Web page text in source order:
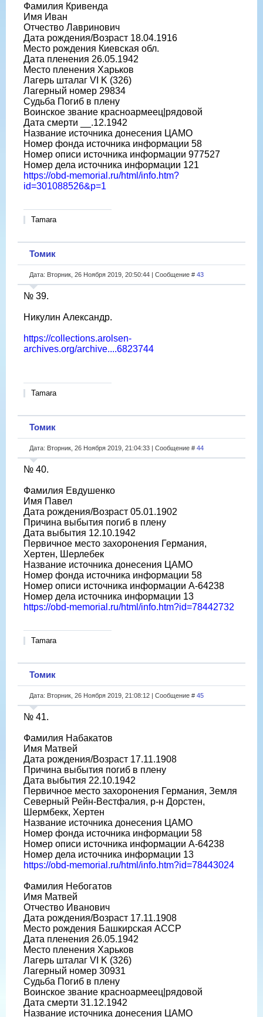
Фамилия Кривенда
Имя Иван
Отчество Лавринович
Дата рождения/Возраст 18.04.1916
Место рождения Киевская обл.
Дата пленения 26.05.1942
Место пленения Харьков
Лагерь шталаг VI K (326)
Лагерный номер 29834
Судьба Погиб в плену
Воинское звание красноармеец|рядовой
Дата смерти __.12.1942
Название источника донесения ЦАМО
Номер фонда источника информации 58
Номер описи источника информации 977527
Номер дела источника информации 121
https://obd-memorial.ru/html/info.htm?
id=301088526&p=1
Tamara
Томик
Дата: Вторник, 26 Ноября 2019, 20:50:44 | Сообщение # 43
№ 39.
Никулин Александр.
https://collections.arolsen-
archives.org/archive....6823744
Tamara
Томик
Дата: Вторник, 26 Ноября 2019, 21:04:33 | Сообщение # 44
№ 40.
Фамилия Евдушенко
Имя Павел
Дата рождения/Возраст 05.01.1902
Причина выбытия погиб в плену
Дата выбытия 12.10.1942
Первичное место захоронения Германия,
Хертен, Шерлебек
Название источника донесения ЦАМО
Номер фонда источника информации 58
Номер описи источника информации A-64238
Номер дела источника информации 13
https://obd-memorial.ru/html/info.htm?id=78442732
Tamara
Томик
Дата: Вторник, 26 Ноября 2019, 21:08:12 | Сообщение # 45
№ 41.
Фамилия Набакатов
Имя Матвей
Дата рождения/Возраст 17.11.1908
Причина выбытия погиб в плену
Дата выбытия 22.10.1942
Первичное место захоронения Германия, Земля
Северный Рейн-Вестфалия, р-н Дорстен,
Шермбекк, Хертен
Название источника донесения ЦАМО
Номер фонда источника информации 58
Номер описи источника информации A-64238
Номер дела источника информации 13
https://obd-memorial.ru/html/info.htm?id=78443024
Фамилия Небогатов
Имя Матвей
Отчество Иванович
Дата рождения/Возраст 17.11.1908
Место рождения Башкирская АССР
Дата пленения 26.05.1942
Место пленения Харьков
Лагерь шталаг VI K (326)
Лагерный номер 30931
Судьба Погиб в плену
Воинское звание красноармеец|рядовой
Дата смерти 31.12.1942
Название источника донесения ЦАМО